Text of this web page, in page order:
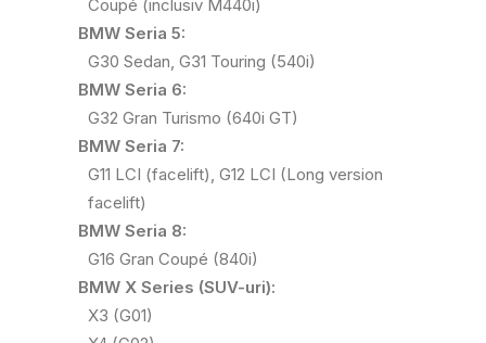
Coupé (inclusiv M440i)
BMW Seria 5:
G30 Sedan, G31 Touring (540i)
BMW Seria 6:
G32 Gran Turismo (640i GT)
BMW Seria 7:
G11 LCI (facelift), G12 LCI (Long version
facelift)
BMW Seria 8:
G16 Gran Coupé (840i)
BMW X Series (SUV-uri):
X3 (G01)